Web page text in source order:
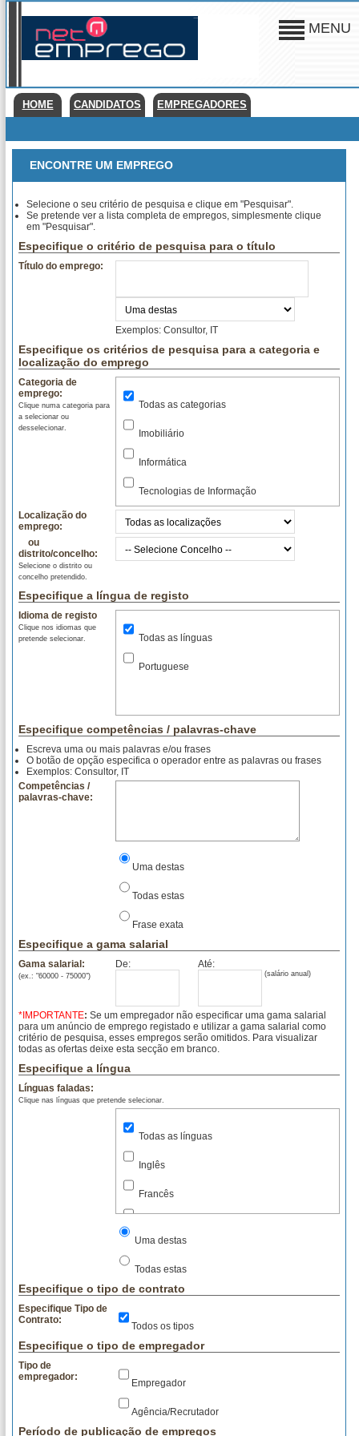
MENU
HOME CANDIDATOS EMPREGADORES
ENCONTRE UM EMPREGO
Selecione o seu critério de pesquisa e clique em "Pesquisar".
Se pretende ver a lista completa de empregos, simplesmente clique
em "Pesquisar".
Especifique o critério de pesquisa para o título
Título do emprego:
Exemplos: Consultor, IT
Especifique os critérios de pesquisa para a categoria e
localização do emprego
Categoria de
emprego:
Clique numa categoria para
a selecionar ou
desselecionar.
Todas as categorias
Imobiliário
Informática
Tecnologias de Informação
Localização do
emprego:
ou
distrito/concelho:
Selecione o distrito ou
concelho pretendido.
Especifique a língua de registo
Idioma de registo
Clique nos idiomas que
pretende selecionar.
Todas as línguas
Portuguese
Especifique competências / palavras-chave
Escreva uma ou mais palavras e/ou frases
O botão de opção especifica o operador entre as palavras ou frases
Exemplos: Consultor, IT
Competências /
palavras-chave:
Uma destas
Todas estas
Frase exata
Especifique a gama salarial
Gama salarial:
(ex.: "60000 - 75000")
De: Até:
(salário anual)
*IMPORTANTE: Se um empregador não especificar uma gama salarial
para um anúncio de emprego registado e utilizar a gama salarial como
critério de pesquisa, esses empregos serão omitidos. Para visualizar
todas as ofertas deixe esta secção em branco.
Especifique a língua
Línguas faladas:
Clique nas línguas que pretende selecionar.
Todas as línguas
Inglês
Francês
Uma destas
Todas estas
Especifique o tipo de contrato
Especifique Tipo de
Contrato:
Todos os tipos
Especifique o tipo de empregador
Tipo de
empregador:
Empregador
Agência/Recrutador
Período de publicação de empregos